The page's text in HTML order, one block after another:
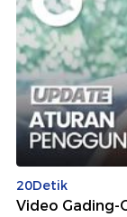
Promoted
Terakhir yang
20Detik
Video Gading-